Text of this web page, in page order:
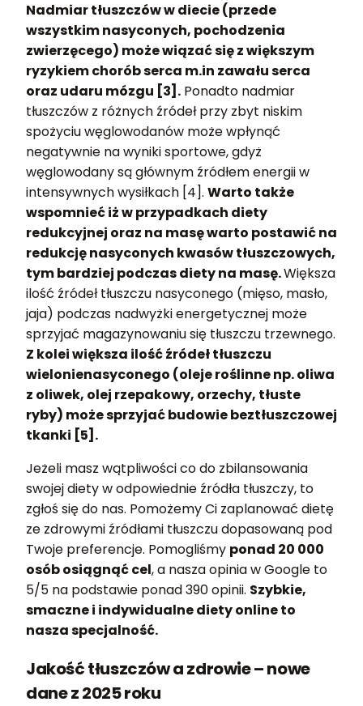
Nadmiar tłuszczów w diecie (przede
wszystkim nasyconych, pochodzenia
zwierzęcego) może wiązać się z większym
ryzykiem chorób serca m.in zawału serca
oraz udaru mózgu [3]. Ponadto nadmiar
tłuszczów z różnych źródeł przy zbyt niskim
spożyciu węglowodanów może wpłynąć
negatywnie na wyniki sportowe, gdyż
węglowodany są głównym źródłem energii w
intensywnych wysiłkach [4]. Warto także
wspomnieć iż w przypadkach diety
redukcyjnej oraz na masę warto postawić na
redukcję nasyconych kwasów tłuszczowych,
tym bardziej podczas diety na masę.Większa
ilość źródeł tłuszczu nasyconego (mięso, masło,
jaja) podczas nadwyżki energetycznej może
sprzyjać magazynowaniu się tłuszczu trzewnego.
Z kolei większa ilość źródeł tłuszczu
wielonienasyconego (oleje roślinne np. oliwa
z oliwek, olej rzepakowy, orzechy, tłuste
ryby) może sprzyjać budowie beztłuszczowej
tkanki [5].
Jeżeli masz wątpliwości co do zbilansowania
swojej diety w odpowiednie źródła tłuszczy, to
zgłoś się do nas. Pomożemy Ci zaplanować dietę
ze zdrowymi źródłami tłuszczu dopasowaną pod
Twoje preferencje. Pomogliśmy ponad 20 000
osób osiągnąć cel, a nasza opinia w Google to
5/5 na podstawie ponad 390 opinii. Szybkie,
smaczne i indywidualne diety online to
nasza specjalność.
Jakość tłuszczów a zdrowie – nowe
dane z 2025 roku